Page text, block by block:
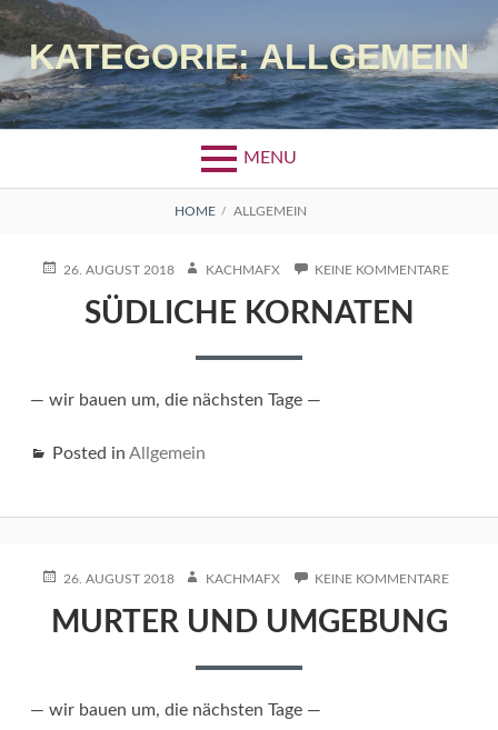
Skip
to
contentKATEGORIE:ALLGEMEIN
MENU
BREADCRUMBS
HOME ALLGEMEIN
POSTED
26. AUGUST 2018 AUTHOR
KACHMAFX KEINE KOMMENTAREZU
SÜDLICHE KORNATEN
— wir bauen um, die nächsten Tage —
Posted in Allgemein
POSTED
26. AUGUST 2018 AUTHOR
KACHMAFX KEINE KOMMENTAREZU
MURTER UND UMGEBUNG
— wir bauen um, die nächsten Tage —